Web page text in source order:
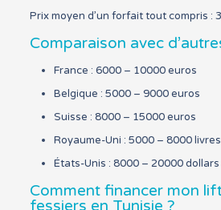
Prix moyen d’un forfait tout compris :
Comparaison avec
France : 6000 – 10000 euros
Belgique : 5000 – 9000 euros
Suisse : 8000 – 15000 euros
Royaume-Uni : 5000 – 8000
États-Unis : 8000 – 20000 dollars
Comment financer mon
fessiers en Tunisie ?